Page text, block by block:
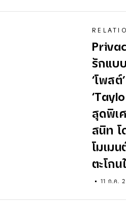
รักแบ
‘โพสต์
สุดพิเ
สนิท โ
โมเม
ตะโกน
11 ก.ค.